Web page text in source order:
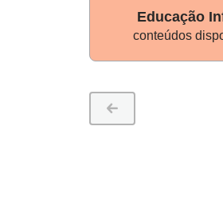
Educação
conteúdos